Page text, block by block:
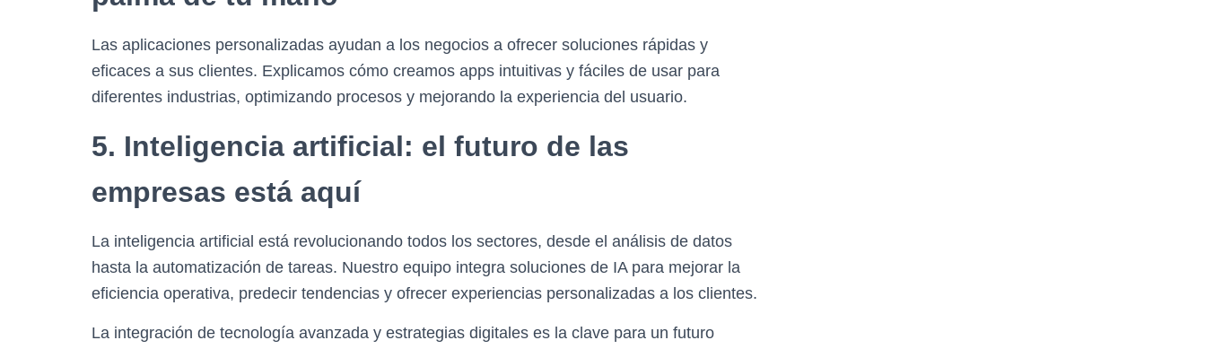
Las aplicaciones personalizadas ayudan a los negocios a ofrecer soluciones rápidas y
eficaces a sus clientes. Explicamos cómo creamos apps intuitivas y fáciles de usar para
diferentes industrias, optimizando procesos y mejorando la experiencia del usuario.
5. Inteligencia artificial: el futuro de las
empresas está aquí
La inteligencia artificial está revolucionando todos los sectores, desde el análisis de datos
hasta la automatización de tareas. Nuestro equipo integra soluciones de IA para mejorar la
eficiencia operativa, predecir tendencias y ofrecer experiencias personalizadas a los clientes.
La integración de tecnología avanzada y estrategias digitales es la clave para un futuro